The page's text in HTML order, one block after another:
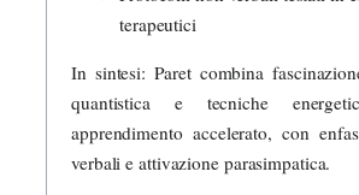
terapeutici
In sintesi: Paret combina
quantistica e tecniche
apprendimento accelerato, con
verbali e attivazione parasimpatica.